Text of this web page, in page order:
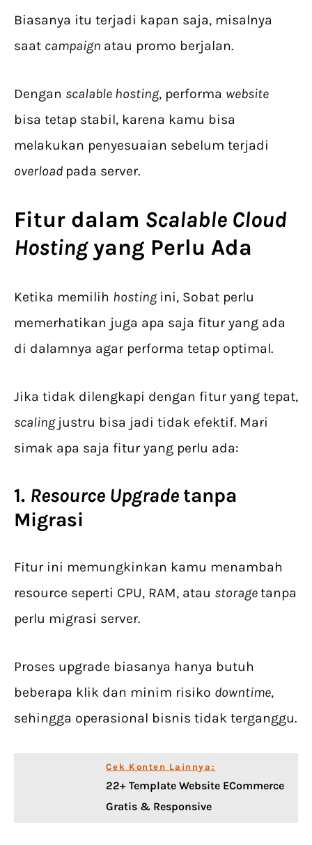
Biasanya itu terjadi kapan saja, misalnya
saat campaign atau promo berjalan.
Dengan scalable hosting, performa website
bisa tetap stabil, karena kamu bisa
melakukan penyesuaian sebelum terjadi
overload pada server.
Fitur dalam Scalable Cloud
Hostingyang Perlu Ada
Ketika memilih hostingini, Sobat perlu
memerhatikan juga apa saja fitur yang ada
di dalamnya agar performa tetap optimal.
Jika tidak dilengkapi dengan fitur yang tepat,
scaling justru bisa jadi tidak efektif. Mari
simak apa saja fitur yang perlu ada:
1. Resource Upgradetanpa
Migrasi
Fitur ini memungkinkan kamu menambah
resource seperti CPU, RAM, atau storagetanpa
perlu migrasi server.
Proses upgrade biasanya hanya butuh
beberapa klik dan minim risiko downtime,
sehingga operasional bisnis tidak terganggu.
Cek Konten Lainnya:
22+ Template Website ECommerce
Gratis & Responsive